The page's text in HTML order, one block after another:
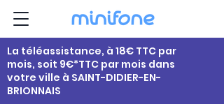
La téléassistance, à 18€ TTC par
mois, soit 9€*TTC par mois dans
votre ville à SAINT-DIDIER-EN-
BRIONNAIS